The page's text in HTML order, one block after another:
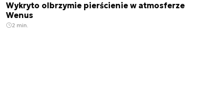
Wykryto olbrzymie pierścienie w atmosferze
Wenus
2 min.